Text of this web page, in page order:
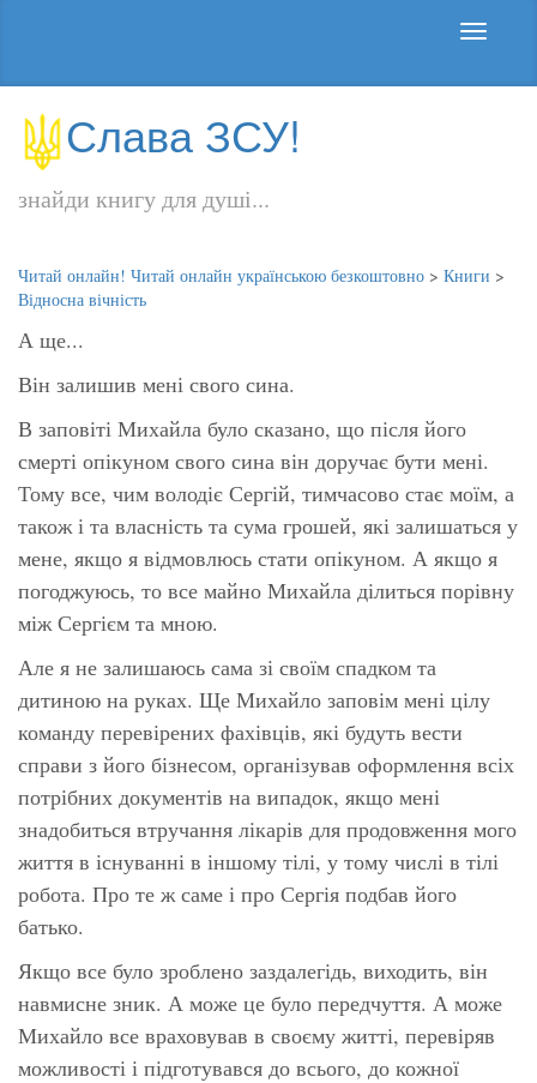
Слава ЗСУ!
знайди книгу для душі...
Читай онлайн! Читай онлайн українською безкоштовно > Книги >
Відносна вічність
А ще...
Він залишив мені свого сина.
В заповіті Михайла було сказано, що після його
смерті опікуном свого сина він доручає бути мені.
Тому все, чим володіє Сергій, тимчасово стає моїм, а
також і та власність та сума грошей, які залишаться у
мене, якщо я відмовлюсь стати опікуном. А якщо я
погоджуюсь, то все майно Михайла ділиться порівну
між Сергієм та мною.
Але я не залишаюсь сама зі своїм спадком та
дитиною на руках. Ще Михайло заповім мені цілу
команду перевірених фахівців, які будуть вести
справи з його бізнесом, організував оформлення всіх
потрібних документів на випадок, якщо мені
знадобиться втручання лікарів для продовження мого
життя в існуванні в іншому тілі, у тому числі в тілі
робота. Про те ж саме і про Сергія подбав його
батько.
Якщо все було зроблено заздалегідь, виходить, він
навмисне зник. А може це було передчуття. А може
Михайло все враховував в своєму житті, перевіряв
можливості і підготувався до всього, до кожної